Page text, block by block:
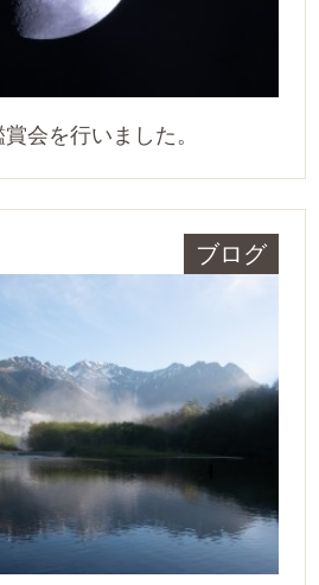
会を行いました。
ブログ